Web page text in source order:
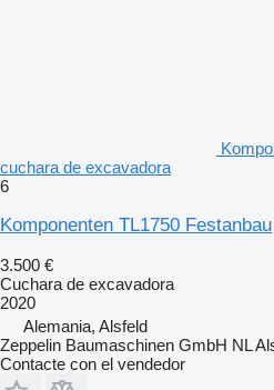
cuchara de excavadora
6
Komponenten TL1750 Festanbau
3.500 €
Cuchara de excavadora
2020
Alemania, Alsfeld
Zeppelin Baumaschinen GmbH NL
Contacte con el vendedor